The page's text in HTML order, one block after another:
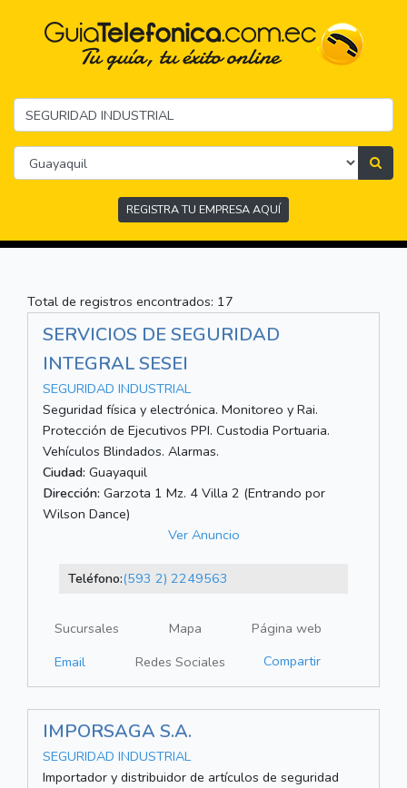
REGISTRA TU EMPRESA AQUÍ
Total de registros encontrados: 17
SERVICIOS DE SEGURIDAD
INTEGRAL SESEI
SEGURIDAD INDUSTRIAL
Seguridad física y electrónica. Monitoreo y Rai.
Protección de Ejecutivos PPI. Custodia Portuaria.
Vehículos Blindados. Alarmas.
Ciudad: Guayaquil
Dirección: Garzota 1 Mz. 4 Villa 2 (Entrando por
Wilson Dance)
Ver Anuncio
Teléfono:(593 2) 2249563
Sucursales Mapa
Página web
Email
Redes Sociales Compartir
IMPORSAGA S.A.
SEGURIDAD INDUSTRIAL
Importador y distribuidor de artículos de seguridad